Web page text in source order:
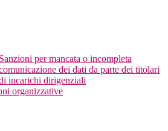
Sanzioni per mancata o incompleta
dei dati da parte dei titolari
incarichi dirigenziali
organizzative